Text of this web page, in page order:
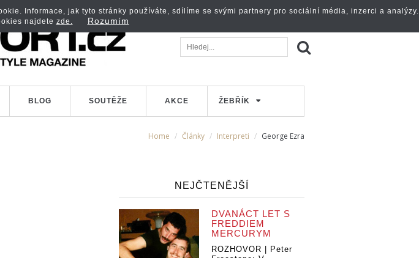
BLOG SOUTĚŽE AKCE ŽEBŘÍK
Home Články Interpreti George Ezra
NEJČTENĚJŠÍ
DVANÁCT LET S
FREDDIEM
MERCURYM
ROZHOVOR | Peter
Informace, jak tyto stránky používáte, sdílíme se svými partnery pro sociální média, inzerci a analýzy.
najdete zde. Rozumím